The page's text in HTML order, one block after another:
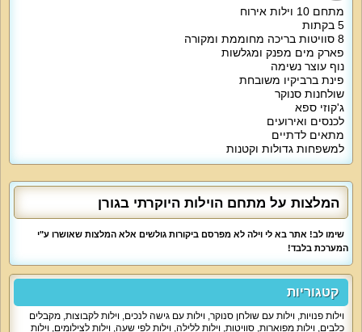
מתחם 10 וילות אירוח
5 בקתות
8 סוויטות בריכה מחוממת ומקורה
פארק מים מפנק ומגלשות
נוף עוצר נשימה
פינת ברביקיו משובחת
שולחנות סנוקר
ג'קוזי ספא
לכנסים ואירועים
מתאים לדתיים
למשפחות גדולות וקטנות
על קצה המזלג:
מתחם הוילות מכיל את כל הפינוקים הדרושים להרכבת החופשה המושלמת. כאן
תוכלו ליהנות מכל רגע, באחריות.
מה הוילה כוללת:
10 וילות נופש אשר מתאימות לנופש, אירוח יוקרה, מסיבות ואירועים. כל אחת
מהוילות מציגה אירוח בסגנון קצת שונה. קבוצות גדולות תוכלנה לשכור את המתחם
כולו או מספר וילות. בעבור משפחה אחת או קבוצה קטנה, נוכל להציע וילה אחת.
פרט לוילות, יש במקום גם 8 סוויטות יוקרה ו-5 בקתות אירוח כפריות.
אטרקציות מיוחדות בוילה:
רשימת האטרקציות שבכל וילה משתנה בהתאם למפרט. אך בסך הכול, תוכלו
למצוא במקום אבזור עשיר הכולל בריכה פרטית, אמבטיות ג'קוזי, שולחנות משחק,
מערכות קולנוע, פינות ישיבה, מטבחים מאובזרים, ברביקיו, מתחמי שיזוף נהדרים
והמון חדרי שינה מקסימים ומפוארים.
פארק המים של המתחם כולל בריכה חצי אולימפית, מזרקות מים, בריכת פעוטות
ומגלשות לילדים. בחודשי החורף, הבריכה מקורה.
המלצות על מתחם הוילות היוקרתי בגורן
שימו לב! אתר בא לי וילה לא מפרסם ביקורות גולשים אלא המלצות שאושרו ע"י
המערכת בלבד!
קטגוריות
וילות פנויות, וילות עם שולחן סנוקר, וילות עם גישה לנכים, וילות לקבוצות, מקבלים
כלבים, וילות מפוארות, סוויטות, וילות ללילה, וילות לפי שעה, וילות לצילומים, וילות